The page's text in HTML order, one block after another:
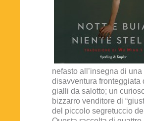
nefasto all’insegna di
disavventura fronteggiata
gialli da salotto; un
bizzarro venditore di
del piccolo segretuccio